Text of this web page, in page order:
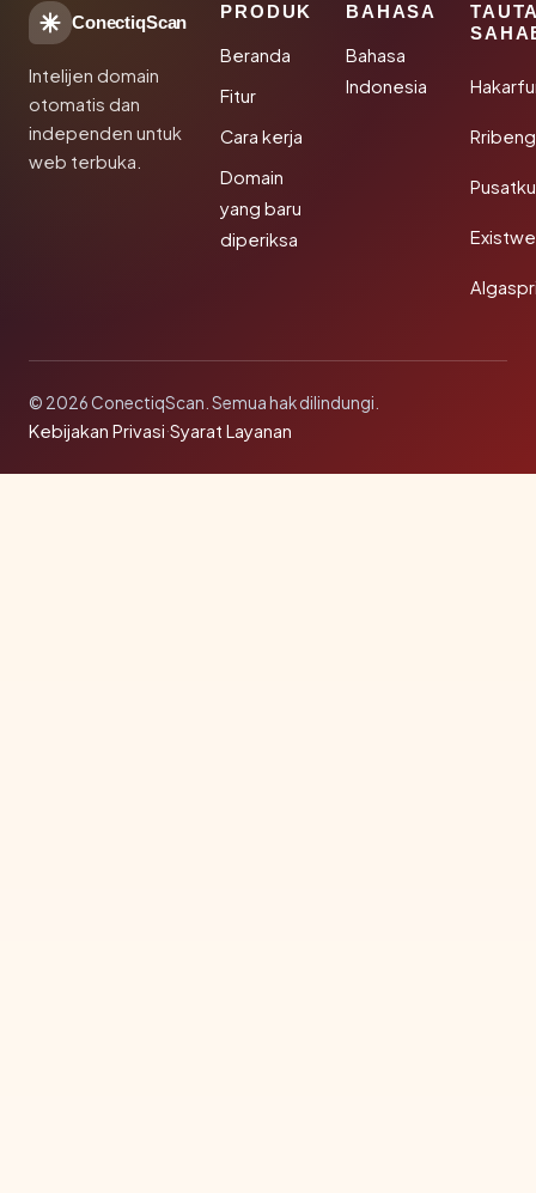
ConectiqScan
Intelijen domain
otomatis dan
independen untuk
web terbuka.
PRODUK
Beranda
Fitur
Cara kerja
Domain
yang baru
diperiksa
BAHASA
Bahasa
Indonesia
© 2026 ConectiqScan. Semua hak dilindungi.
Kebijakan Privasi·Syarat Layanan